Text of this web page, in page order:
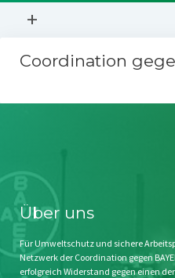
Menü
+
Mitmachen
Kontakt
Impressum
Störfälle
Coordination
Stichwort BAYER
Jahrestagung
SPENDEN
Über uns
Für Umweltschutz und sichere
Netzwerk der Coordination gegen
erfolgreich Widerstand gegen einen